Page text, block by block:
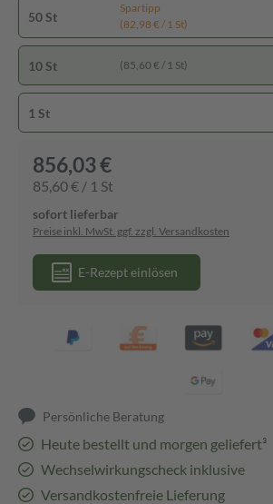
50 St
Spartipp
(82,98 € / 1 St)
10 St (85,60 € / 1 St)
1 St
856,03 €
85,60 € / 1 St
sofort lieferbar
Preise inkl. MwSt. ggf. zzgl. Versandkosten
E-Rezept einlösen
Persönliche Beratung
Heute bestellt und morgen geliefert³
Wechselwirkungscheck inklusive
Versandkostenfreie Lieferung